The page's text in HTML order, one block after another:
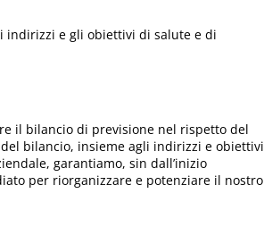
indirizzi e gli obiettivi di salute e di
il bilancio di previsione nel rispetto del
del bilancio, insieme agli indirizzi e obiettivi
garantiamo, sin dall’inizio
per riorganizzare e potenziare il nostro